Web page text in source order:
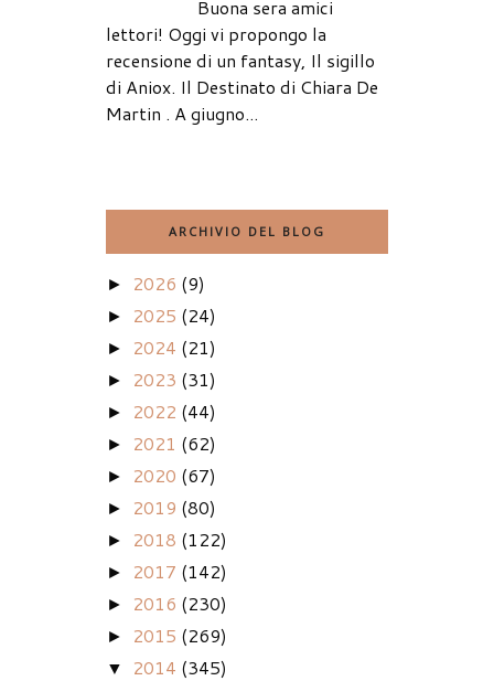
Buona sera amici
lettori! Oggi vi propongo la
recensione di un fantasy, Il sigillo
di Aniox. Il Destinato di Chiara De
Martin . A giugno...
ARCHIVIO DEL BLOG
► 2026 (9)
► 2025 (24)
► 2024 (21)
► 2023 (31)
► 2022 (44)
► 2021 (62)
► 2020 (67)
► 2019 (80)
► 2018 (122)
► 2017 (142)
► 2016 (230)
► 2015 (269)
▼ 2014 (345)